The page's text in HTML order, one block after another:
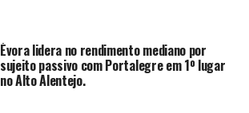
Évora lidera no rendimento mediano por
sujeito passivo com Portalegre em 1º lugar
no Alto Alentejo.